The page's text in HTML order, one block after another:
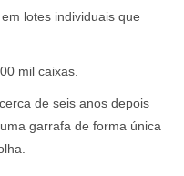
lotes individuais que
mil caixas.
de seis anos depois
garrafa de forma única